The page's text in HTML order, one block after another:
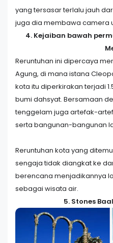
yang tersasar terlalu jauh
juga dia membawa camera
4. Kejaiban bawah
Reruntuhan ini dipercaya
Agung, di mana istana
kota itu diperkirakan terjadi
bumi dahsyat. Bersamaan
tenggelam juga artefak-
serta bangunan-bangunan
Reruntuhan kota yang
sengaja tidak diangkat ke
berencana menjadikannya
sebagai wisata air.
5. Stones